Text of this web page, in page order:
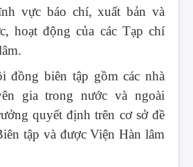
vực báo chí, xuất bản và
hoạt động của các Tạp chí
đồng biên tập gồm các nhà
gia trong nước và ngoài
quyết định trên cơ sở đề
tập và được Viện Hàn lâm